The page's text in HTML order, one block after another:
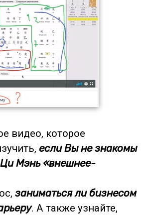
видео, которое
если Вы не знакомы
Мэнь «внешнее-
заниматься ли бизнесом
. А также узнайте,